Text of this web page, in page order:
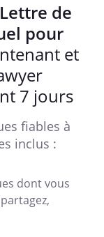
Lettre de
pour
et
7 jours
fiables à
inclus :
dont vous